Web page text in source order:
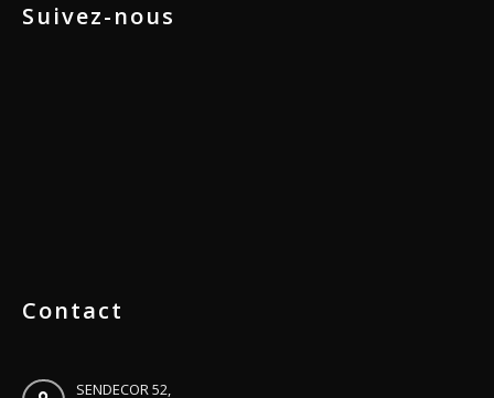
Suivez-nous
Contact
SENDECOR 52,